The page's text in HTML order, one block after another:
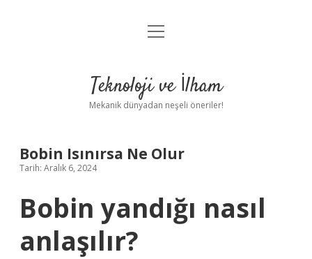
Anasayfa
Yasal Uyarı
menüyü
Teknoloji ve İlham
Mekanik dünyadan neşeli öneriler!
Bobin Isınırsa Ne Olur
Tarih: Aralık 6, 2024
Bobin yandığı nasıl
anlaşılır?